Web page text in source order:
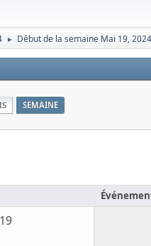
► Début de la semaine Mai 19, 2024
SEMAINE